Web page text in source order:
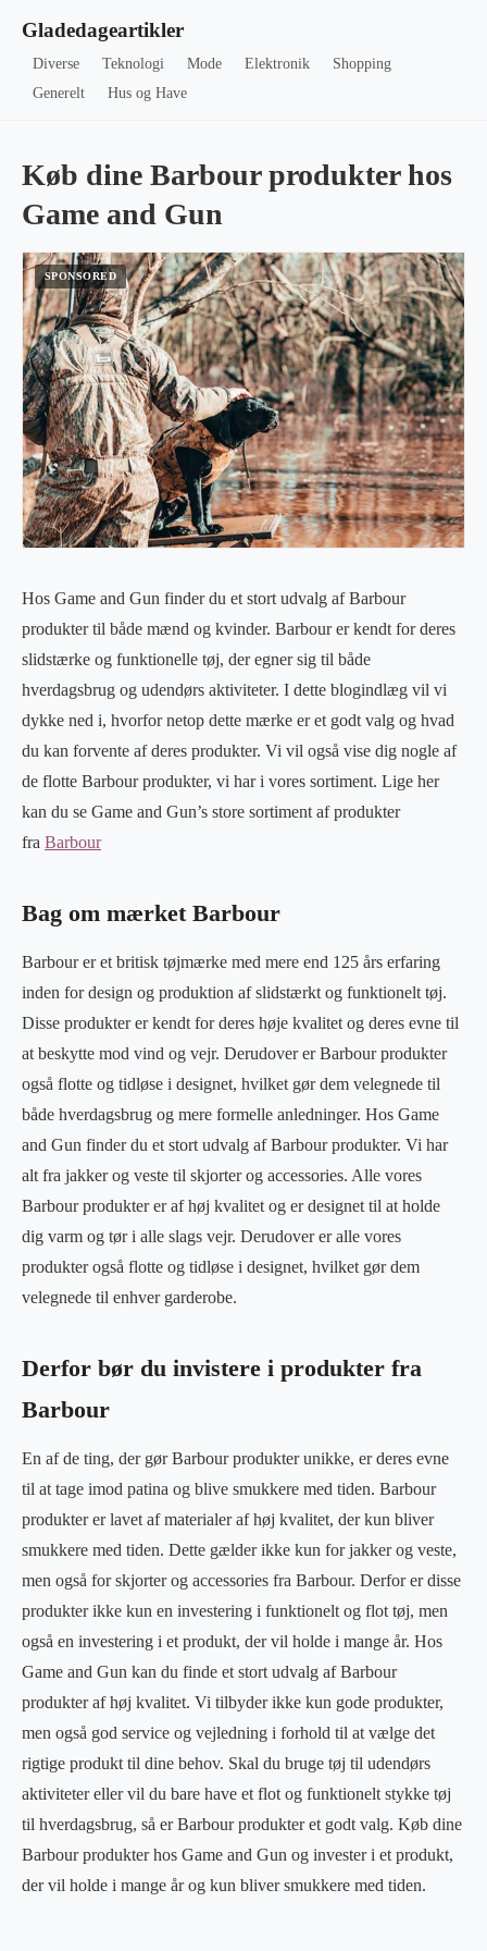
Gladedageartikler
Diverse Teknologi Mode Elektronik
Shopping
Generelt
Hus og Have
Køb dine Barbour produkter hos
Game and Gun
Hos Game and Gun finder du et stort udvalg af Barbour
produkter til både mænd og kvinder. Barbour er kendt for deres
slidstærke og funktionelle tøj, der egner sig til både
hverdagsbrug og udendørs aktiviteter. I dette blogindlæg vil vi
dykke ned i, hvorfor netop dette mærke er et godt valg og hvad
du kan forvente af deres produkter. Vi vil også vise dig nogle af
de flotte Barbour produkter, vi har i vores sortiment. Lige her
kan du se Game and Gun’s store sortiment af produkter
fra Barbour
Bag om mærket Barbour
Barbour er et britisk tøjmærke med mere end 125 års erfaring
inden for design og produktion af slidstærkt og funktionelt tøj.
Disse produkter er kendt for deres høje kvalitet og deres evne til
at beskytte mod vind og vejr. Derudover er Barbour produkter
også flotte og tidløse i designet, hvilket gør dem velegnede til
både hverdagsbrug og mere formelle anledninger. Hos Game
and Gun finder du et stort udvalg af Barbour produkter. Vi har
alt fra jakker og veste til skjorter og accessories. Alle vores
Barbour produkter er af høj kvalitet og er designet til at holde
dig varm og tør i alle slags vejr. Derudover er alle vores
produkter også flotte og tidløse i designet, hvilket gør dem
velegnede til enhver garderobe.
Derfor bør du invistere i produkter fra
Barbour
En af de ting, der gør Barbour produkter unikke, er deres evne
til at tage imod patina og blive smukkere med tiden. Barbour
produkter er lavet af materialer af høj kvalitet, der kun bliver
smukkere med tiden. Dette gælder ikke kun for jakker og veste,
men også for skjorter og accessories fra Barbour. Derfor er disse
produkter ikke kun en investering i funktionelt og flot tøj, men
også en investering i et produkt, der vil holde i mange år. Hos
Game and Gun kan du finde et stort udvalg af Barbour
produkter af høj kvalitet. Vi tilbyder ikke kun gode produkter,
men også god service og vejledning i forhold til at vælge det
rigtige produkt til dine behov. Skal du bruge tøj til udendørs
aktiviteter eller vil du bare have et flot og funktionelt stykke tøj
til hverdagsbrug, så er Barbour produkter et godt valg. Køb dine
Barbour produkter hos Game and Gun og invester i et produkt,
der vil holde i mange år og kun bliver smukkere med tiden.